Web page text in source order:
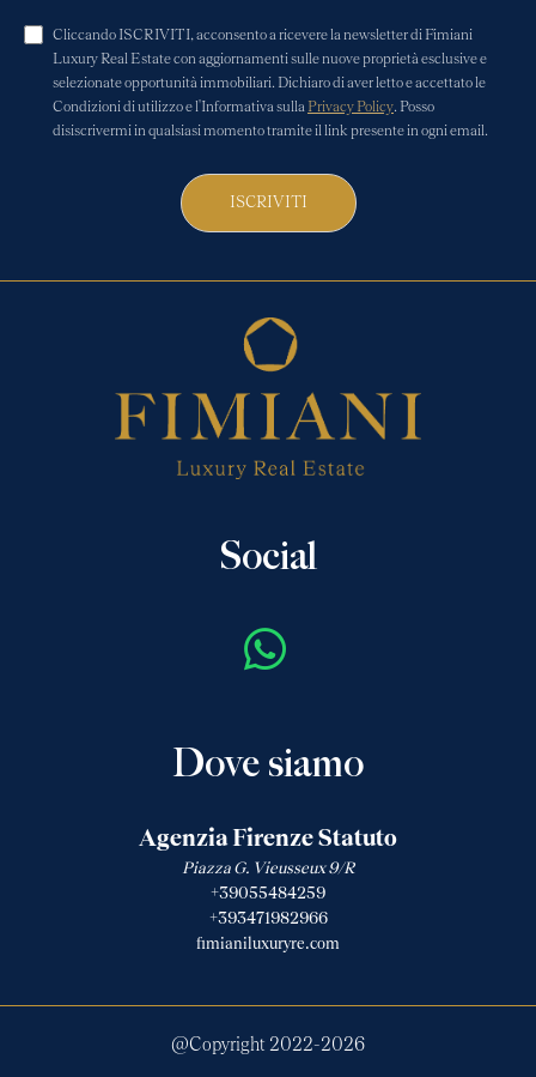
Cliccando ISCRIVITI, acconsento a ricevere la newsletter di Fimiani
Luxury Real Estate con aggiornamenti sulle nuove proprietà esclusive e
selezionate opportunità immobiliari. Dichiaro di aver letto e accettato le
Condizioni di utilizzo e l'Informativa sulla Privacy Policy. Posso
disiscrivermi in qualsiasi momento tramite il link presente in ogni email.
ISCRIVITI
Social
Dove siamo
Agenzia Firenze Statuto
Piazza G. Vieusseux 9/R
+39055484259
+393471982966
fimianiluxuryre.com
@Copyright 2022-2026